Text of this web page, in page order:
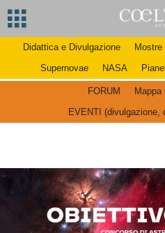
Didattica e Divulgazione Mostre
Supernovae
NASA
FORUM
Mappa
EVENTI (divulgazione,